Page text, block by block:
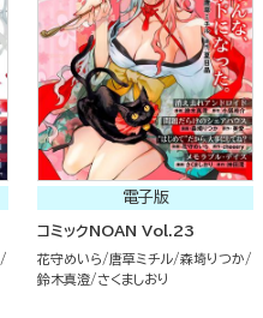
電子版
コミックNOAN Vol.23
花守めいら 唐草ミチル 森埼りつか
鈴木真澄 さくましおり